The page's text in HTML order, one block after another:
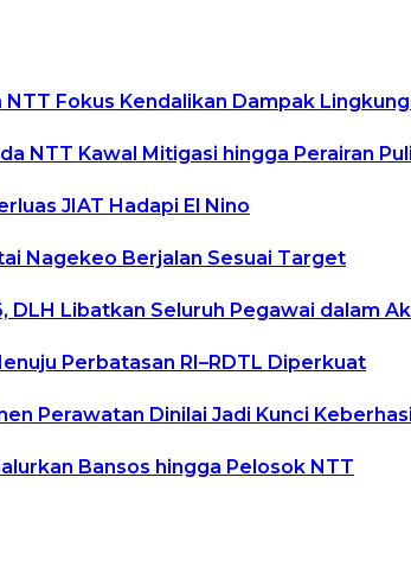
Fokus Kendalikan Dampak
NTT Kawal Mitigasi hingga Perairan
JIAT Hadapi El Nino
Nagekeo Berjalan Sesuai Target
Libatkan Seluruh Pegawai dalam
Perbatasan RI–RDTL Diperkuat
Perawatan Dinilai Jadi Kunci
Bansos hingga Pelosok NTT